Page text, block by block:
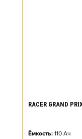
RACER GRAND
Ёмкость: 110 Ач